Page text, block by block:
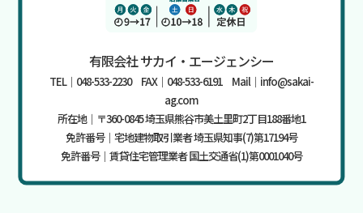
有限会社 サカイ・エージェンシー
TEL｜048-533-2230 FAX｜048-533-6191 Mail｜info@sakai-
ag.com
所在地｜〒360-0845 埼玉県熊谷市美土里町2丁目188番地1
免許番号｜宅地建物取引業者 埼玉県知事(7)第17194号
免許番号｜賃貸住宅管理業者 国土交通省(1)第0001040号